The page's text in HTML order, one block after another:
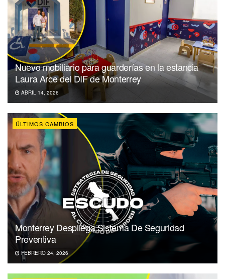
Nuevo mobiliario para guarderías en la estancia
Laura Arce del DIF de Monterrey
ABRIL 14, 2026
ÚLTIMOS CAMBIOS
Monterrey Despliega Sistema De Seguridad
Preventiva
FEBRERO 24, 2026